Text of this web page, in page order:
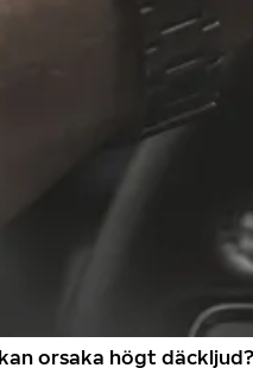
orsaka högt däckljud?